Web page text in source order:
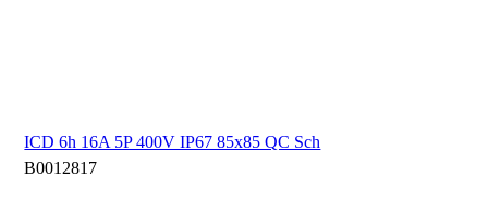
ICD 6h 16A 5P 400V IP67 85x85 QC Sch
B0012817